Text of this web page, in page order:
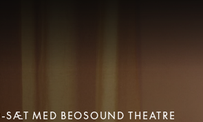
MED BEOSOUND THEATRE